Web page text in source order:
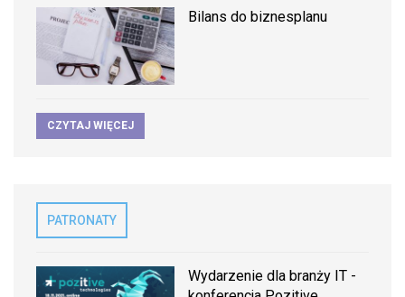
Bilans do biznesplanu
CZYTAJ WIĘCEJ
PATRONATY
Wydarzenie dla branży IT -